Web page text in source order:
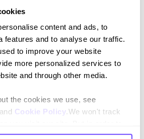
content and ads, to
features and to analyse our traffic.
to improve your website
more personalized services to
and through other media.
the cookies we use, see
and Cookie Policy.We won't track
we'll have to use just one
newsletter
novedades y lanzamientos.